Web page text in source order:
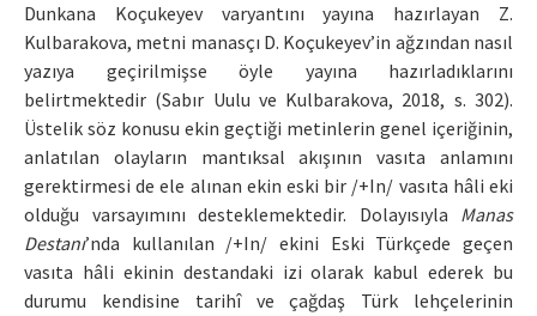
Dunkana Koçukeyev varyantını yayına hazırlayan Z.
Kulbarakova, metni manasçı D. Koçukeyev’in ağzından nasıl
yazıya geçirilmişse öyle yayına hazırladıklarını
belirtmektedir (Sabır Uulu ve Kulbarakova, 2018, s. 302).
Üstelik söz konusu ekin geçtiği metinlerin genel içeriğinin,
anlatılan olayların mantıksal akışının vasıta anlamını
gerektirmesi de ele alınan ekin eski bir /+In/ vasıta hâli eki
olduğu varsayımını desteklemektedir. Dolayısıyla Manas
Destanı’nda kullanılan /+In/ ekini Eski Türkçede geçen
vasıta hâli ekinin destandaki izi olarak kabul ederek bu
durumu kendisine tarihî ve çağdaş Türk lehçelerinin